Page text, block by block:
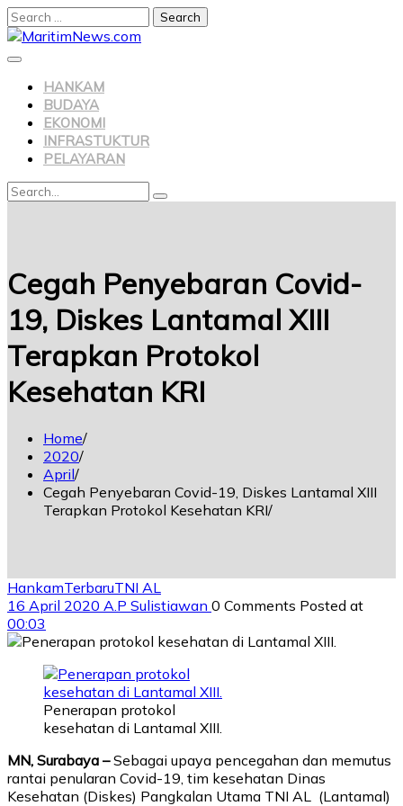
HANKAM
BUDAYA
EKONOMI
INFRASTUKTUR
PELAYARAN
Cegah Penyebaran Covid-
19, Diskes Lantamal XIII
Terapkan Protokol
Kesehatan KRI
Home
2020
April
Cegah Penyebaran Covid-19, Diskes Lantamal XIII
Terapkan Protokol Kesehatan KRI
HankamTerbaruTNI AL
16 April 2020 A.P Sulistiawan 0 Comments Posted at
00:03
Penerapan protokol
kesehatan di Lantamal XIII.
MN, Surabaya –Sebagai upaya pencegahan dan memutus
rantai penularan Covid-19, tim kesehatan Dinas
Kesehatan (Diskes) Pangkalan Utama TNI AL (Lantamal)